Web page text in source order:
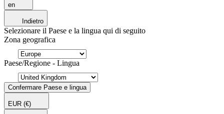
en
Indietro
Selezionare il Paese e la lingua qui di seguito
Zona geografica
Paese/Regione - Lingua
Confermare Paese e lingua
EUR (€)